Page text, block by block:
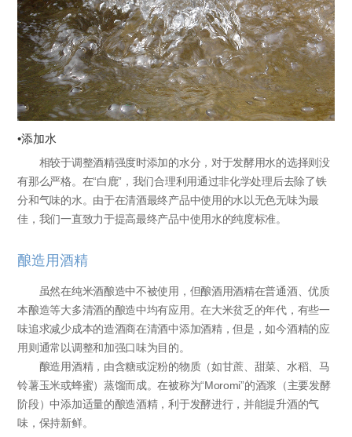
•添加水
相较于调整酒精强度时添加的水分，对于发酵用水的选择则没
有那么严格。在“白鹿”，我们合理利用通过非化学处理后去除了铁
分和气味的水。由于在清酒最终产品中使用的水以无色无味为最
佳，我们一直致力于提高最终产品中使用水的纯度标准。
酿造用酒精
虽然在纯米酒酿造中不被使用，但酿酒用酒精在普通酒、优质
本酿造等大多清酒的酿造中均有应用。在大米贫乏的年代，有些一
味追求减少成本的造酒商在清酒中添加酒精，但是，如今酒精的应
用则通常以调整和加强口味为目的。
酿造用酒精，由含糖或淀粉的物质（如甘蔗、甜菜、水稻、马
铃薯玉米或蜂蜜）蒸馏而成。在被称为“Moromi”的酒浆（主要发酵
阶段）中添加适量的酿造酒精，利于发酵进行，并能提升酒的气
味，保持新鲜。